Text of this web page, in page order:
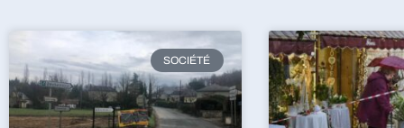
SOCIÉTÉ